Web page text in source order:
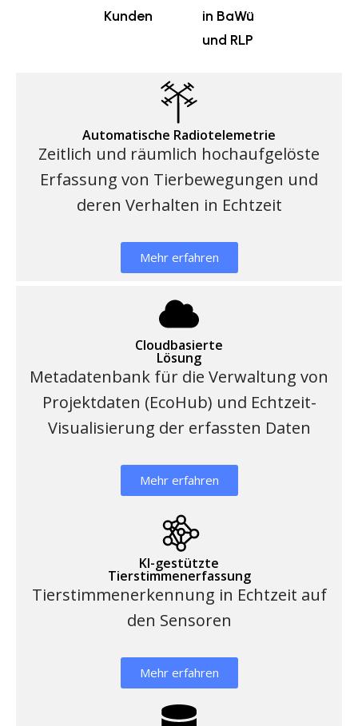
Kunden
in BaWü
und RLP
Automatische Radiotelemetrie
Zeitlich und räumlich hochaufgelöste
Erfassung von Tierbewegungen und
deren Verhalten in Echtzeit
Mehr erfahren
Cloudbasierte
Lösung
Metadatenbank für die Verwaltung von
Projektdaten (EcoHub) und Echtzeit-
Visualisierung der erfassten Daten
Mehr erfahren
KI-gestützte
Tierstimmenerfassung
Tierstimmenerkennung in Echtzeit auf
den Sensoren
Mehr erfahren